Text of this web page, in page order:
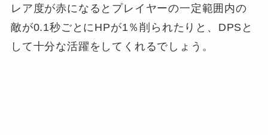
レア度が赤になるとプレイヤーの一定範囲内の
敵が0.1秒ごとにHPが1％削られたりと、DPSと
して十分な活躍をしてくれるでしょう。